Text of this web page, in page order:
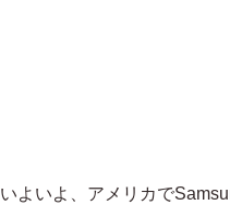
いよいよ、アメリカで